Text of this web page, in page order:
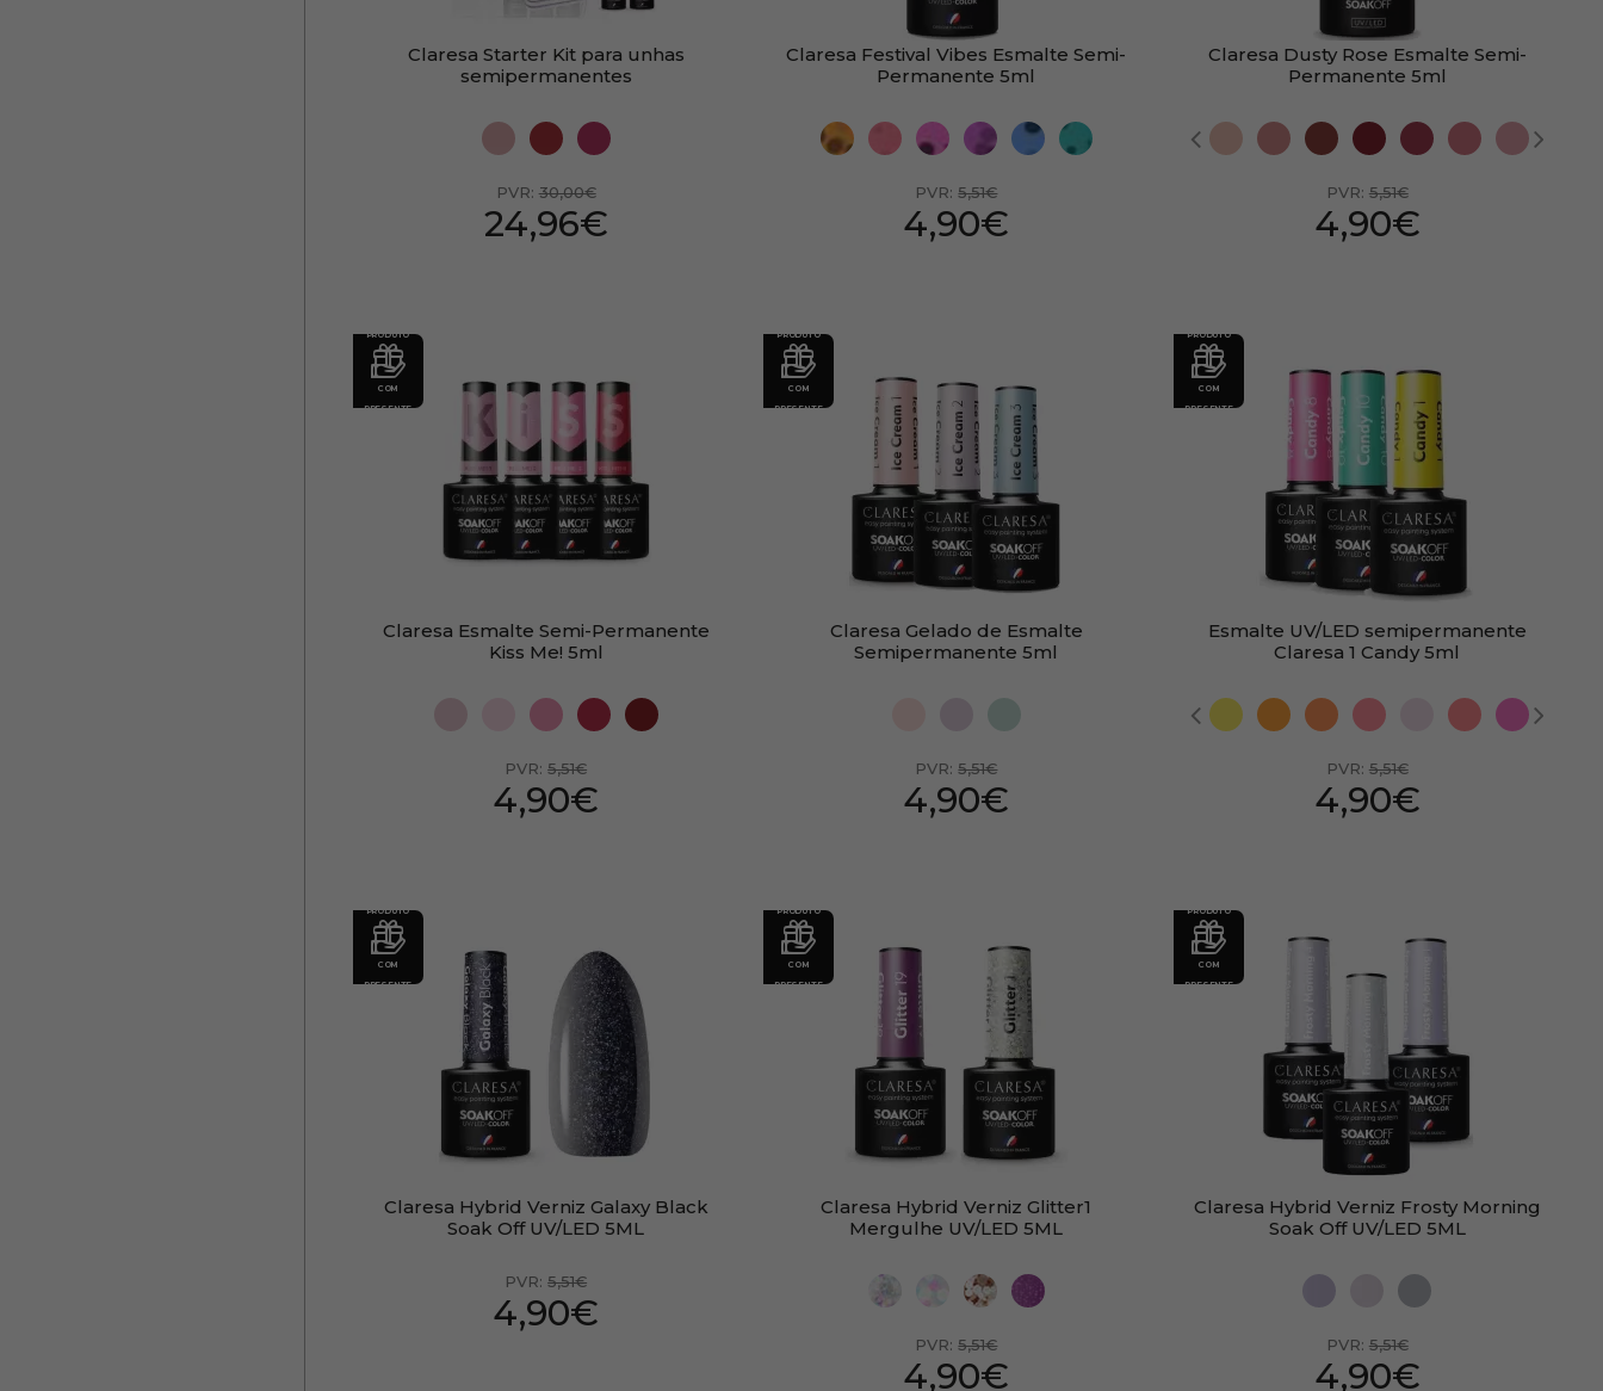
Claresa Starter Kit para unhas
semipermanentes
PVR: 30,00€
24,96€
Claresa Festival Vibes Esmalte Semi-
Permanente 5ml
PVR:5,51€
4,90€
Claresa Dusty Rose Esmalte Semi-
Permanente 5ml
PVR: 5,51€
4,90€
PRODUTO
COM
PRESENTE
Claresa Esmalte Semi-Permanente
Kiss Me! 5ml
PVR:5,51€
4,90€
PRODUTO
COM
PRESENTE
Claresa Gelado de Esmalte
Semipermanente 5ml
PVR:5,51€
4,90€
PRODUTO
COM
PRESENTE
Esmalte UV/LED semipermanente
Claresa 1 Candy 5ml
PVR: 5,51€
4,90€
PRODUTO
COM
PRESENTE
Claresa Hybrid Verniz Galaxy Black
Soak Off UV/LED 5ML
PVR:5,51€
4,90€
PRODUTO
COM
PRESENTE
Claresa Hybrid Verniz Glitter1
Mergulhe UV/LED 5ML
PVR:5,51€
4,90€
PRODUTO
COM
PRESENTE
Claresa Hybrid Verniz Frosty Morning
Soak Off UV/LED 5ML
PVR: 5,51€
4,90€